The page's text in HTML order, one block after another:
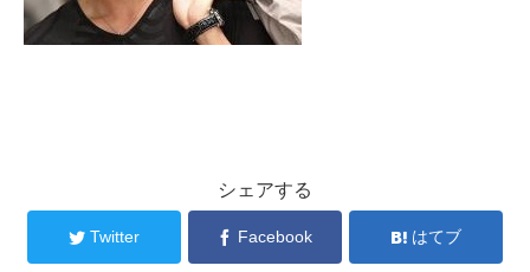
シェアする
Twitter Facebook はてブ